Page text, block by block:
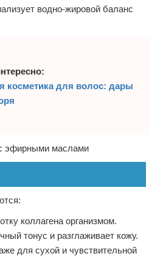
водно-жировой баланс
косметика для волос: дары
коллагена организмом.
тонус и разглаживает кожу.
для сухой и чувствительной